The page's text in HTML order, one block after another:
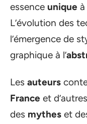
essence unique
L’évolution des
l’émergence de
graphique à l’
Les auteurs
France et
des mythes et